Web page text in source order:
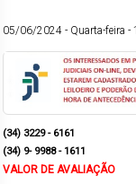
05/06/2024 - Quarta-feira -
(34) 3229 - 6161
(34) 9- 9988 - 1611
VALOR DE AVALIAÇÃO